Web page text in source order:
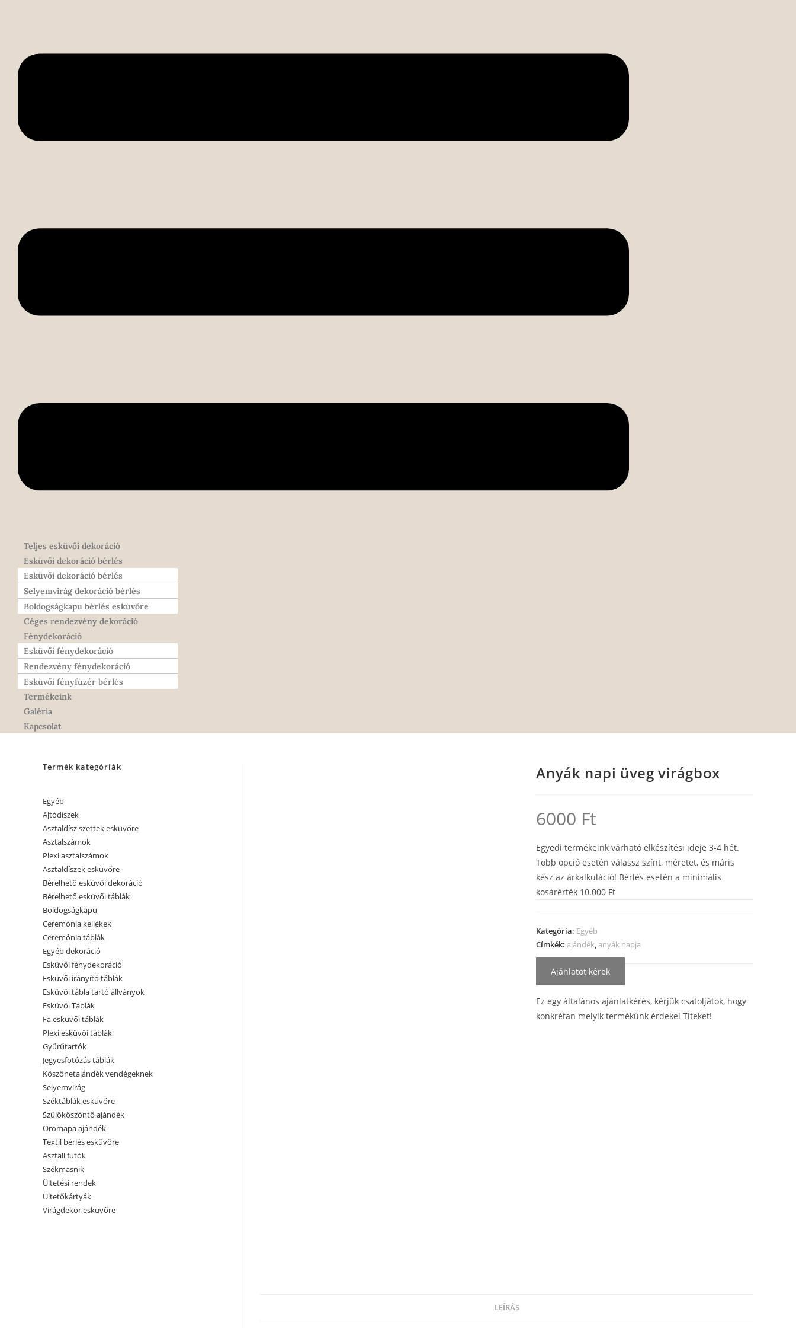
Teljes esküvői dekoráció
Esküvői dekoráció bérlés
Esküvői dekoráció bérlés
Selyemvirág dekoráció bérlés
Boldogságkapu bérlés esküvőre
Céges rendezvény dekoráció
Fénydekoráció
Esküvői fénydekoráció
Rendezvény fénydekoráció
Esküvői fényfüzér bérlés
Termékeink
Galéria
Kapcsolat
Anyák napi üveg virágbox
6000 Ft
Egyedi termékeink várható elkészítési ideje 3-4 hét.
Több opció esetén válassz színt, méretet, és máris
kész az árkalkuláció! Bérlés esetén a minimális
kosárérték 10.000 Ft
Kategória: Egyéb
Címkék:ajándék,anyák napja
Ajánlatot kérek
Ez egy általános ajánlatkérés, kérjük csatoljátok, hogy
konkrétan melyik termékünk érdekel Titeket!
LEÍRÁS
Termék kategóriák
Egyéb
Ajtódíszek
Asztaldísz szettek esküvőre
Asztalszámok
Plexi asztalszámok
Asztaldíszek esküvőre
Bérelhető esküvői dekoráció
Bérelhető esküvői táblák
Boldogságkapu
Ceremónia kellékek
Ceremónia táblák
Egyéb dekoráció
Esküvői fénydekoráció
Esküvői irányító táblák
Esküvői tábla tartó állványok
Esküvői Táblák
Fa esküvői táblák
Plexi esküvői táblák
Gyűrűtartók
Jegyesfotózás táblák
Köszönetajándék vendégeknek
Selyemvirág
Széktáblák esküvőre
Szülőköszöntő ajándék
Örömapa ajándék
Textil bérlés esküvőre
Asztali futók
Székmasnik
Ültetési rendek
Ültetőkártyák
Virágdekor esküvőre